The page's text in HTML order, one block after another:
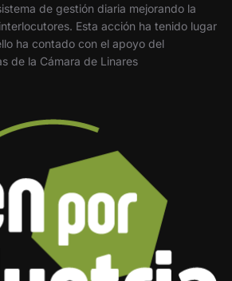
de gestión diaria mejorando la
Esta acción ha tenido lugar
ha contado con el apoyo del
de la Cámara de Linares